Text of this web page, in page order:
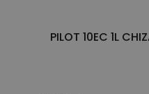
PILOT 10EC 1L